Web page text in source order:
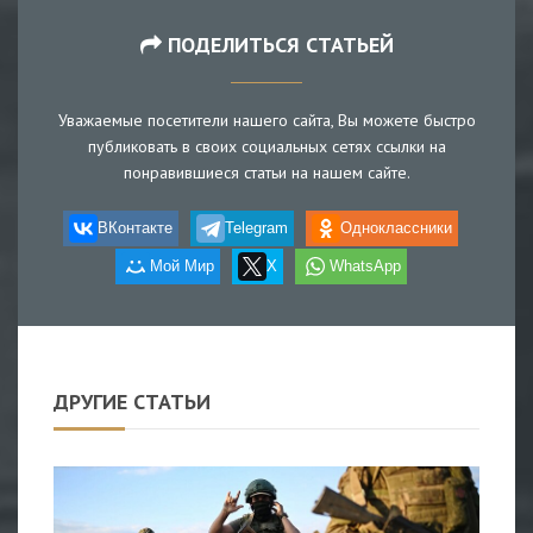
ПОДЕЛИТЬСЯ СТАТЬЕЙ
Уважаемые посетители нашего сайта, Вы можете быстро
публиковать в своих социальных сетях ссылки на
понравившиеся статьи на нашем сайте.
ВКонтакте Telegram Одноклассники
Мой Мир X WhatsApp
ДРУГИЕ СТАТЬИ